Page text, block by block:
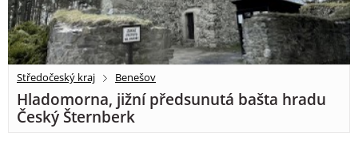
Středočeský kraj Benešov
Hladomorna, jižní předsunutá bašta hradu
Český Šternberk